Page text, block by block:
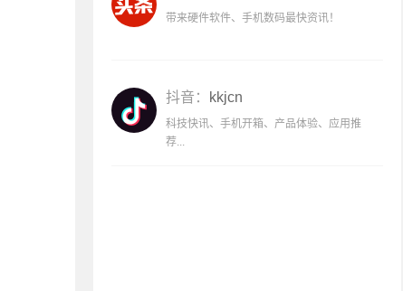
带来硬件软件、手机数码最快资讯！
抖音： kkjcn
科技快讯、手机开箱、产品体验、应用推
荐...